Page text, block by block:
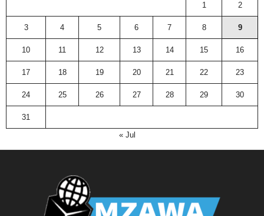
1 2
3 4 5 6 7 8 9
10 11 12 13 14 15 16
17 18 19 20 21 22 23
24 25 26 27 28 29 30
31
« Jul